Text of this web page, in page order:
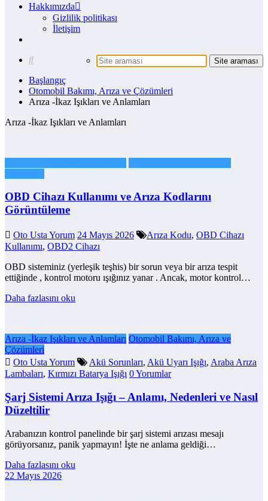
Hakkımızda
Gizlilik politikası
İletişim
Başlangıç
Otomobil Bakımı, Arıza ve Çözümleri
Arıza -İkaz Işıkları ve Anlamları
Arıza -İkaz Işıkları ve Anlamları
OBD Cihazı Kullanımı ve Arıza Kodlarını
Görüntüleme
Oto Usta Yorum 24 Mayıs 2026 Arıza Kodu, OBD Cihazı
Kullanımı, OBD2 Cihazı
OBD sisteminiz (yerleşik teşhis) bir sorun veya bir arıza tespit
ettiğinde , kontrol motoru ışığınız yanar . Ancak, motor kontrol…
Daha fazlasını oku
Arıza -İkaz Işıkları ve Anlamları Otomobil Bakımı, Arıza ve
Çözümleri
Oto Usta Yorum
Akü Sorunları, Akü Uyarı Işığı, Araba Arıza
Lambaları, Kırmızı Batarya Işığı 0 Yorumlar
Şarj Sistemi Arıza Işığı – Anlamı, Nedenleri ve Nasıl
Düzeltilir
Arabanızın kontrol panelinde bir şarj sistemi arızası mesajı
görüyorsanız, panik yapmayın! İşte ne anlama geldiği…
Daha fazlasını oku
22 Mayıs 2026